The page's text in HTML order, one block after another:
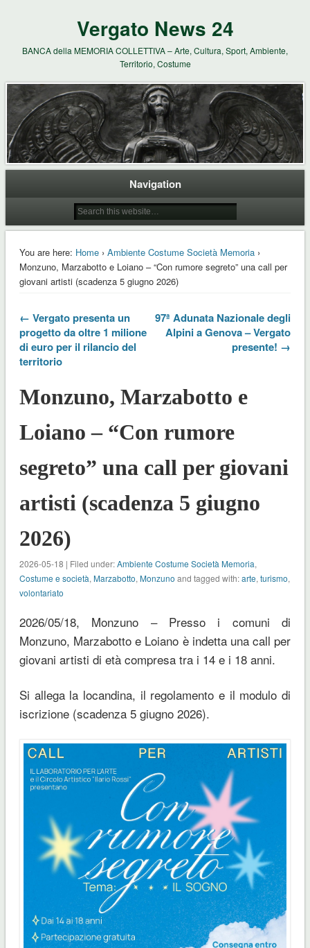
Vergato News 24
BANCA della MEMORIA COLLETTIVA – Arte, Cultura, Sport, Ambiente,
Territorio, Costume
Navigation
You are here: Home› Ambiente Costume Società Memoria›
Monzuno, Marzabotto e Loiano – “Con rumore segreto” una call per
giovani artisti (scadenza 5 giugno 2026)
← Vergato presenta un
progetto da oltre 1 milione
di euro per il rilancio del
territorio
97ª Adunata Nazionale degli
Alpini a Genova – Vergato
presente! →
Monzuno, Marzabotto e
Loiano – “Con rumore
segreto” una call per giovani
artisti (scadenza 5 giugno
2026)
2026-05-18 | Filed under:Ambiente Costume Società Memoria,
Costume e società, Marzabotto, Monzuno and tagged with:arte, turismo,
volontariato
2026/05/18, Monzuno – Presso i comuni di
Monzuno, Marzabotto e Loiano è indetta una call per
giovani artisti di età compresa tra i 14 e i 18 anni.
Si allega la locandina, il regolamento e il modulo di
iscrizione (scadenza 5 giugno 2026).